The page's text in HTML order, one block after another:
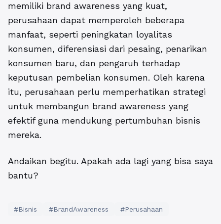
memiliki brand awareness yang kuat,
perusahaan dapat memperoleh beberapa
manfaat, seperti peningkatan loyalitas
konsumen, diferensiasi dari pesaing, penarikan
konsumen baru, dan pengaruh terhadap
keputusan pembelian konsumen. Oleh karena
itu, perusahaan perlu memperhatikan strategi
untuk membangun brand awareness yang
efektif guna mendukung pertumbuhan bisnis
mereka.
Andaikan begitu. Apakah ada lagi yang bisa saya
bantu?
#Bisnis #BrandAwareness #Perusahaan